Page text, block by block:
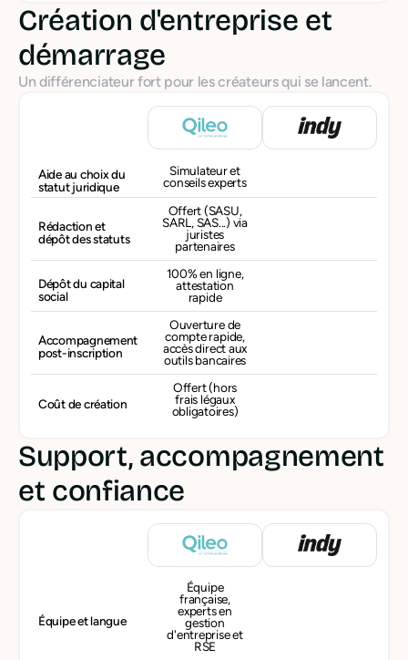
Création d'entreprise et
démarrage
Un différenciateur fort pour les créateurs qui se lancent.
Aide au choix du
statut juridique
Simulateur et
conseils experts
Rédaction et
dépôt des statuts
Offert (SASU,
SARL, SAS...) via
juristes
partenaires
Dépôt du capital
social
100% en ligne,
attestation
rapide
Accompagnement
post-inscription
Ouverture de
compte rapide,
accès direct aux
outils bancaires
Coût de création
Offert (hors
frais légaux
obligatoires)
Support, accompagnement
et confiance
Équipe et langue
Équipe
française,
experts en
gestion
d'entreprise et
RSE